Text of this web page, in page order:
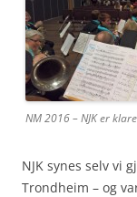
NM 2016 – NJK er
NJK synes selv vi
Trondheim – og